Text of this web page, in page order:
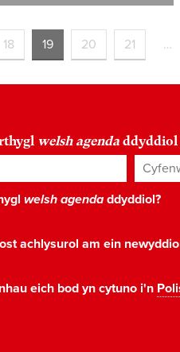
18 19 20 21 …
welsh agenda ddyddiol
Cyfenw
welsh agendaddyddiol?
achlysurol am ein
eich bod yn cytuno i'n